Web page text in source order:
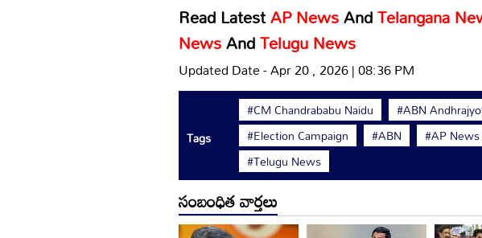
Read LatestAP NewsAndTelangana
NewsAndTelugu News
Updated Date - Apr 20 , 2026 | 08:36 PM
Tags
#CM Chandrababu Naidu #ABN
#Election Campaign
#ABN #AP News
#Telugu News
సంబంధిత వార్తలు